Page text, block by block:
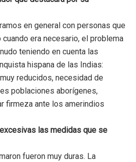
en general con personas que
era necesario, el problema
teniendo en cuenta las
hispana de las Indias:
reducidos, necesidad de
poblaciones aborígenes,
firmeza ante los amerindios
las medidas que se
fueron muy duras. La